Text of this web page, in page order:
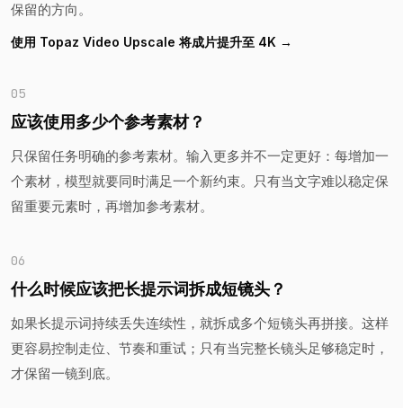
保留的方向。
使用 Topaz Video Upscale 将成片提升至 4K →
05
应该使用多少个参考素材？
只保留任务明确的参考素材。输入更多并不一定更好：每增加一
个素材，模型就要同时满足一个新约束。只有当文字难以稳定保
留重要元素时，再增加参考素材。
06
什么时候应该把长提示词拆成短镜头？
如果长提示词持续丢失连续性，就拆成多个短镜头再拼接。这样
更容易控制走位、节奏和重试；只有当完整长镜头足够稳定时，
才保留一镜到底。